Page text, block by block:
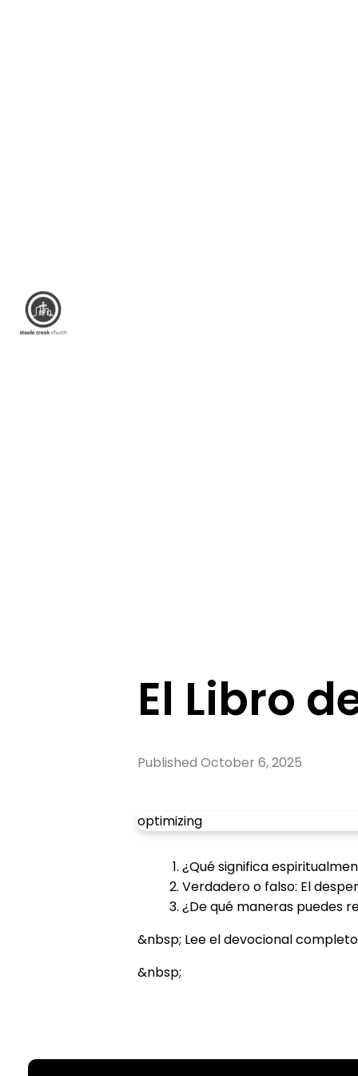
El Libro
Published October 6, 2025
optimizing
¿Qué significa
Verdadero o falso: El
¿De qué maneras puedes
&nbsp; Lee el devocional
&nbsp;